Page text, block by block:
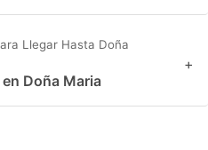
Llegar Hasta Doña
Doña Maria
+